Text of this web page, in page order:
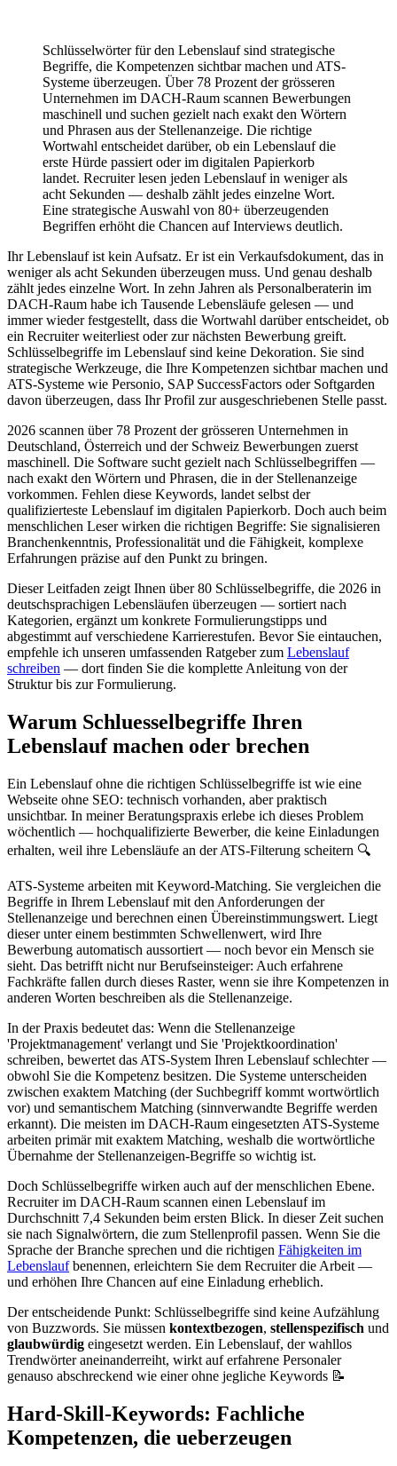
Schlüsselwörter für den Lebenslauf sind strategische
Begriffe, die Kompetenzen sichtbar machen und ATS-
Systeme überzeugen. Über 78 Prozent der grösseren
Unternehmen im DACH-Raum scannen Bewerbungen
maschinell und suchen gezielt nach exakt den Wörtern
und Phrasen aus der Stellenanzeige. Die richtige
Wortwahl entscheidet darüber, ob ein Lebenslauf die
erste Hürde passiert oder im digitalen Papierkorb
landet. Recruiter lesen jeden Lebenslauf in weniger als
acht Sekunden — deshalb zählt jedes einzelne Wort.
Eine strategische Auswahl von 80+ überzeugenden
Begriffen erhöht die Chancen auf Interviews deutlich.
Ihr Lebenslauf ist kein Aufsatz. Er ist ein Verkaufsdokument, das in
weniger als acht Sekunden überzeugen muss. Und genau deshalb
zählt jedes einzelne Wort. In zehn Jahren als Personalberaterin im
DACH-Raum habe ich Tausende Lebensläufe gelesen — und
immer wieder festgestellt, dass die Wortwahl darüber entscheidet, ob
ein Recruiter weiterliest oder zur nächsten Bewerbung greift.
Schlüsselbegriffe im Lebenslauf sind keine Dekoration. Sie sind
strategische Werkzeuge, die Ihre Kompetenzen sichtbar machen und
ATS-Systeme wie Personio, SAP SuccessFactors oder Softgarden
davon überzeugen, dass Ihr Profil zur ausgeschriebenen Stelle passt.
2026 scannen über 78 Prozent der grösseren Unternehmen in
Deutschland, Österreich und der Schweiz Bewerbungen zuerst
maschinell. Die Software sucht gezielt nach Schlüsselbegriffen —
nach exakt den Wörtern und Phrasen, die in der Stellenanzeige
vorkommen. Fehlen diese Keywords, landet selbst der
qualifizierteste Lebenslauf im digitalen Papierkorb. Doch auch beim
menschlichen Leser wirken die richtigen Begriffe: Sie signalisieren
Branchenkenntnis, Professionalität und die Fähigkeit, komplexe
Erfahrungen präzise auf den Punkt zu bringen.
Dieser Leitfaden zeigt Ihnen über 80 Schlüsselbegriffe, die 2026 in
deutschsprachigen Lebensläufen überzeugen — sortiert nach
Kategorien, ergänzt um konkrete Formulierungstipps und
abgestimmt auf verschiedene Karrierestufen. Bevor Sie eintauchen,
empfehle ich unseren umfassenden Ratgeber zum Lebenslauf
schreiben — dort finden Sie die komplette Anleitung von der
Struktur bis zur Formulierung.
Warum Schluesselbegriffe Ihren
Lebenslauf machen oder brechen
Ein Lebenslauf ohne die richtigen Schlüsselbegriffe ist wie eine
Webseite ohne SEO: technisch vorhanden, aber praktisch
unsichtbar. In meiner Beratungspraxis erlebe ich dieses Problem
wöchentlich — hochqualifizierte Bewerber, die keine Einladungen
erhalten, weil ihre Lebensläufe an der ATS-Filterung scheitern 🔍
ATS-Systeme arbeiten mit Keyword-Matching. Sie vergleichen die
Begriffe in Ihrem Lebenslauf mit den Anforderungen der
Stellenanzeige und berechnen einen Übereinstimmungswert. Liegt
dieser unter einem bestimmten Schwellenwert, wird Ihre
Bewerbung automatisch aussortiert — noch bevor ein Mensch sie
sieht. Das betrifft nicht nur Berufseinsteiger: Auch erfahrene
Fachkräfte fallen durch dieses Raster, wenn sie ihre Kompetenzen in
anderen Worten beschreiben als die Stellenanzeige.
In der Praxis bedeutet das: Wenn die Stellenanzeige
'Projektmanagement' verlangt und Sie 'Projektkoordination'
schreiben, bewertet das ATS-System Ihren Lebenslauf schlechter —
obwohl Sie die Kompetenz besitzen. Die Systeme unterscheiden
zwischen exaktem Matching (der Suchbegriff kommt wortwörtlich
vor) und semantischem Matching (sinnverwandte Begriffe werden
erkannt). Die meisten im DACH-Raum eingesetzten ATS-Systeme
arbeiten primär mit exaktem Matching, weshalb die wortwörtliche
Übernahme der Stellenanzeigen-Begriffe so wichtig ist.
Doch Schlüsselbegriffe wirken auch auf der menschlichen Ebene.
Recruiter im DACH-Raum scannen einen Lebenslauf im
Durchschnitt 7,4 Sekunden beim ersten Blick. In dieser Zeit suchen
sie nach Signalwörtern, die zum Stellenprofil passen. Wenn Sie die
Sprache der Branche sprechen und die richtigen Fähigkeiten im
Lebenslaufbenennen, erleichtern Sie dem Recruiter die Arbeit —
und erhöhen Ihre Chancen auf eine Einladung erheblich.
Der entscheidende Punkt: Schlüsselbegriffe sind keine Aufzählung
von Buzzwords. Sie müssen kontextbezogen, stellenspezifisch und
glaubwürdig eingesetzt werden. Ein Lebenslauf, der wahllos
Trendwörter aneinanderreiht, wirkt auf erfahrene Personaler
genauso abschreckend wie einer ohne jegliche Keywords 📝
Hard-Skill-Keywords: Fachliche
Kompetenzen, die ueberzeugen